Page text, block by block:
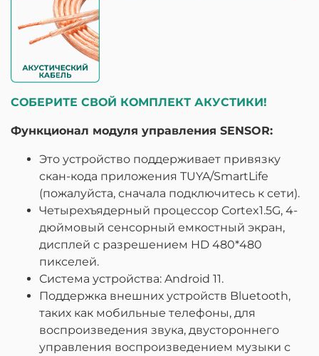
СОБЕРИТЕ СВОЙ КОМПЛЕКТ АКУСТИКИ!
Функционал модуля управления SENSOR:
Это устройство поддерживает привязку
скан-кода приложения TUYA/SmartLife
(пожалуйста, сначала подключитесь к сети).
Четырехъядерный процессор Cortex1.5G, 4-
дюймовый сенсорный емкостный экран,
дисплей с разрешением HD 480*480
пикселей.
Система устройства: Android 11.
Поддержка внешних устройств Bluetooth,
таких как мобильные телефоны, для
воспроизведения звука, двустороннего
управления воспроизведением музыки с